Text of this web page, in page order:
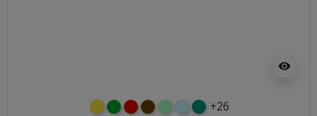
visibility
żółtyzielonyczerwony
czekoladowy
miętowybłękitny
turkusowy
+26